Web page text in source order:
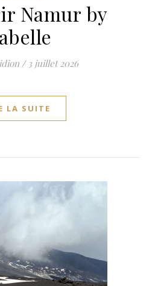
Namur by
/ 3 juillet 2026
LA SUITE